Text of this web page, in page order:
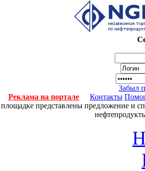
Забыл
Реклама на портале
Контакты
представлены предложение и